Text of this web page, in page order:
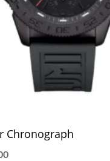
Chronograph
Aktueller